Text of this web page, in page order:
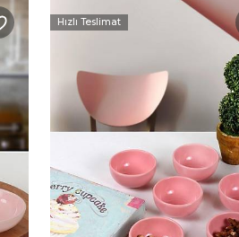
Hızlı Teslimat